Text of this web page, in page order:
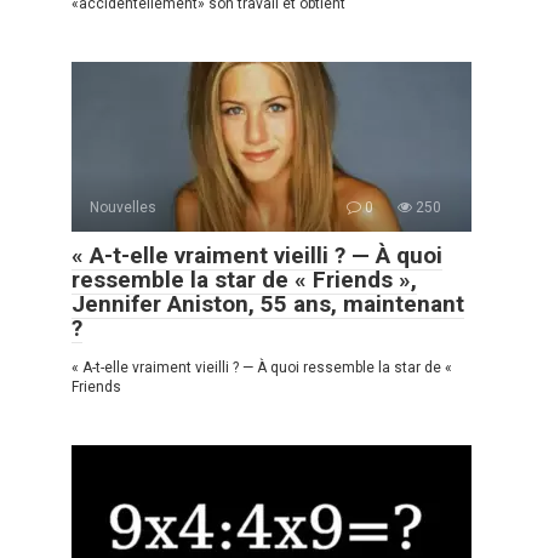
Nouvelles 0 250
« A-t-elle vraiment vieilli ? — À quoi
ressemble la star de « Friends »,
Jennifer Aniston, 55 ans, maintenant
?
« A-t-elle vraiment vieilli ? — À quoi ressemble la star de «
Friends